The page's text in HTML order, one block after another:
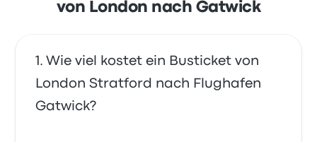
von London nach Gatwick
Wie viel kostet ein Busticket von
London Stratford nach Flughafen
Gatwick?